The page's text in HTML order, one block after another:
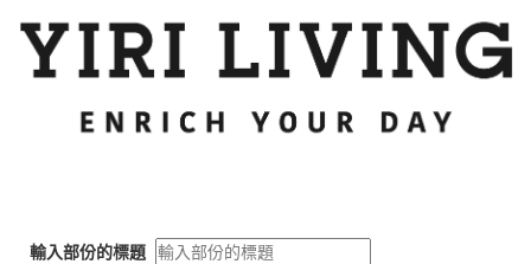
輸入部份的標題